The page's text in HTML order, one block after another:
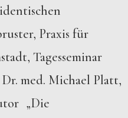
Praxis für
Tagesseminar
med. Michael Platt,
„Die